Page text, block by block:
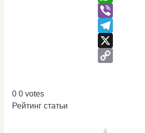
WhatsApp
Viber
Telegram
X
0 0 votes
Рейтинг статьи